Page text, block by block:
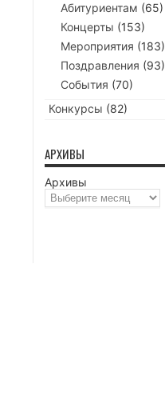
Абитуриентам (65)
Концерты (153)
Мероприятия (183)
Поздравления (93)
События (70)
Конкурсы (82)
АРХИВЫ
Архивы